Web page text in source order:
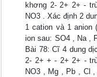
khơng 2- 2+ 2+ -
NO3 . Xác định 2
1 cation và 1 anion
ion sau: SO4 , Na ,
Bài 78: Cĩ 4 dung
2- 2+ + - 2+ 2+ -
NO3 , Mg , Pb , Cl